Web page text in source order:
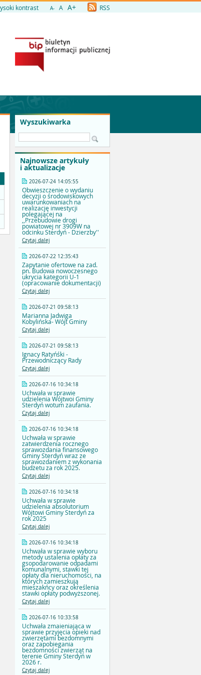
kontrast A- A A+ RSS
Wyszukiwarka
Najnowsze artykuły
i aktualizacje
2026-07-24 14:05:55
Obwieszczenie o wydaniu
decyzji o środowiskowych
uwarunkowaniach na
realizację inwestycji
polegającej na
,,Przebudowie drogi
powiatowej nr 3909W na
odcinku Sterdyń - Dzierzby''
Czytaj dalej
2026-07-22 12:35:43
Zapytanie ofertowe na zad.
pn. Budowa nowoczesnego
ukrycia kategorii U-1
(opracowanie dokumentacji)
Czytaj dalej
2026-07-21 09:58:13
Marianna Jadwiga
Kobylińska- Wójt Gminy
Czytaj dalej
2026-07-21 09:58:13
Ignacy Ratyńśki -
Przewodniczący Rady
Czytaj dalej
2026-07-16 10:34:18
Uchwała w sprawie
udzielenia Wójtwoi Gminy
Sterdyń wotum zaufania.
Czytaj dalej
2026-07-16 10:34:18
Uchwała w sprawie
zatwierdzenia rocznego
sprawozdania finansowego
Gminy Sterdyń wraz ze
sprawozdaniem z wykonania
budżetu za rok 2025.
Czytaj dalej
2026-07-16 10:34:18
Uchwała w sprawie
udzielenia absolutorium
Wójtowi Gminy Sterdyń za
rok 2025
Czytaj dalej
2026-07-16 10:34:18
Uchwała w sprawie wyboru
metody ustalenia opłaty za
gsopodarowanie odpadami
komunalnymi, stawki tej
opłaty dla nieruchomości, na
których zamieszkują
mieszakńcy oraz określenia
stawki opłaty podwyższonej.
Czytaj dalej
2026-07-16 10:33:58
Uchwała zmaieniająca w
sprawie przyjęcia opieki nad
zwierzętami bezdomnymi
oraz zapobiegania
bezdomności zwierząt na
terenie Gminy Sterdyń w
2026 r.
Czytaj dalej